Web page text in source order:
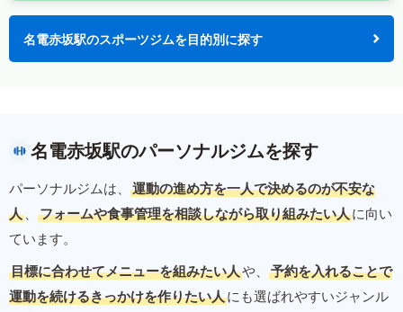
名電赤坂駅のスポーツジムを目的別に探す
名電赤坂駅のパーソナルジムを探す
パーソナルジムは、
運動の進め方を一人で決めるのが不安な
人 、 フォームや食事管理を相談しながら取り組みたい人に向い
ています。
目標に合わせてメニューを組みたい人や、
予約を入れることで
運動を続けるきっかけを作りたい人にも選ばれやすいジャンル